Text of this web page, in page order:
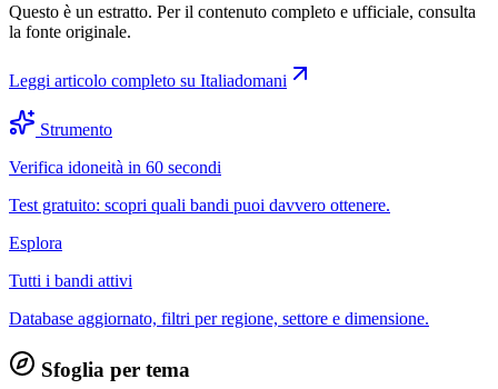
Questo è un estratto. Per il contenuto completo e ufficiale, consulta
la fonte originale.
Leggi articolo completo su Italiadomani
Strumento
Verifica idoneità in 60 secondi
Test gratuito: scopri quali bandi puoi davvero ottenere.
Esplora
Tutti i bandi attivi
Database aggiornato, filtri per regione, settore e dimensione.
Sfoglia per tema